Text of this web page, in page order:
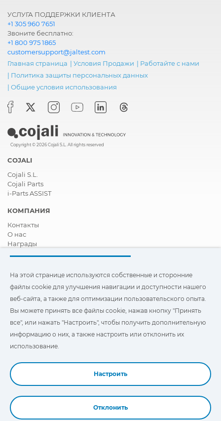
УСЛУГА ПОДДЕРЖКИ КЛИЕНТА
+1 305 960 7651
Звоните бесплатно:
+1 800 975 1865
customersupport@jaltest.com
Главная страница | Условия Продажи | Работайте с нами
| Политика защиты персональных данных
| Общие условия использования
Copyright © 2026 Cojali S.L. All rights reserved
COJALI
Cojali S.L.
Cojali Parts
i-Parts ASSIST
КОМПАНИЯ
Контакты
О нас
Награды
Стать дистрибьютором
Видео
FAQ - ЧАСТО ЗАДАВАЕМЫЕ ВОПРОСЫ
оптимизировать взаимодействие с пользователем, на этом
сайте используются наши собственные и сторонние файлы
"Cookies". Вы можете нажать на
отказаться от их использования.
На этой странице используются собственные и сторонние
файлы cookie для улучшения навигации и доступности нашего
веб-сайта, а также для оптимизации пользовательского опыта.
Вы можете принять все файлы cookie, нажав кнопку "Принять
все", или нажать "Настроить", чтобы получить дополнительную
информацию о них, а также настроить или отклонить их
использование.
Настроить
Отклонить